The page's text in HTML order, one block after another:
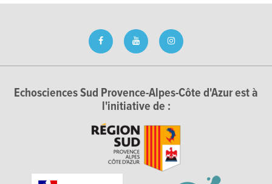
Echosciences Sud Provence-Alpes-Côte d'Azur est à
l'initiative de :